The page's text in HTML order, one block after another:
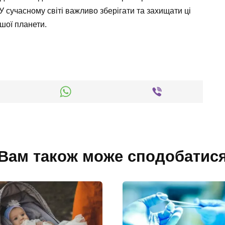
світі важливо зберігати та захищати ці
планети.
також може